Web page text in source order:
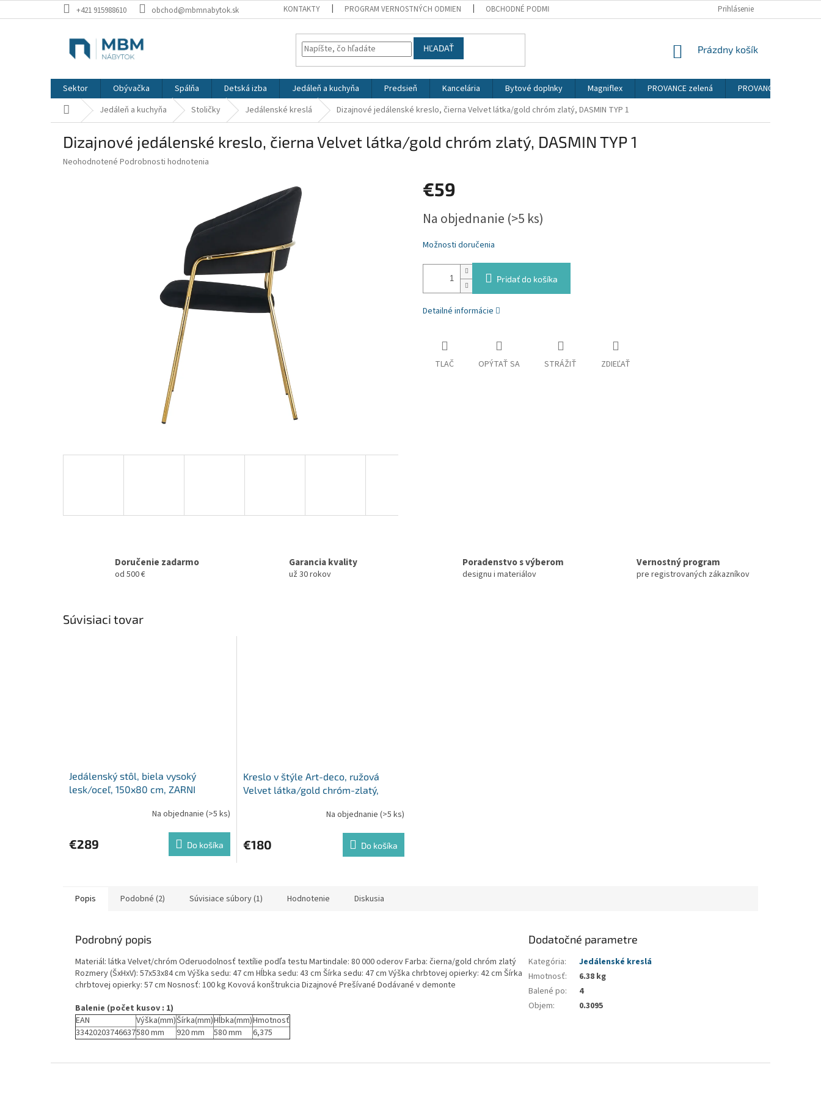
na
+421 915988610 obchod@mbmnabytok.sk KONTAKTY PROGRAM VERNOSTNÝCH ODMIEN OBCHODNÉ PODMIENKY PODMIENKY OCHRANY OSOBNÝCH ÚDAJOVPrihlásenie
HĽADAŤ
NÁKUPNÝ
Prázdny košík
Sektor Obývačka Spálňa Detská izba Jedáleň a kuchyňa Predsieň Kancelária Bytové doplnky Magniflex PROVANCE zelená
PROVANCE sosna
Domov Jedáleň a kuchyňa Stoličky Jedálenské kreslá Dizajnové jedálenské kreslo, čierna Velvet látka/gold chróm zlatý, DASMIN TYP 1
Dizajnové jedálenské kreslo, čierna Velvet látka/gold chróm zlatý, DASMIN TYP 1
Priemerné
Neohodnotené Podrobnosti hodnotenia
€59
cena:
Na objednanie (>5 ks)
Možnosti doručenia
Pridať do košíka
Detailné informácie
TLAČ OPÝTAŤ SA STRÁŽIŤ ZDIEĽAŤ
Doručenie zadarmo
od 500 €
Garancia kvality
už 30 rokov
Poradenstvo s výberom
designu i materiálov
Vernostný program
pre registrovaných zákazníkov
Súvisiaci tovar
Jedálenský stôl, biela vysoký
lesk/oceľ, 150x80 cm, ZARNI
Na objednanie (>5 ks)
€289 Do košíka
Kreslo v štýle Art-deco, ružová
Velvet látka/gold chróm-zlatý,
Na objednanie (>5 ks)
€180 Do košíka
Popis Podobné (2) Súvisiace súbory (1) Hodnotenie Diskusia
Podrobný popis
Materiál: látka Velvet/chróm Oderuodolnosť textílie podľa testu Martindale: 80 000 oderov Farba: čierna/gold chróm zlatý
Rozmery (ŠxHxV): 57x53x84 cm Výška sedu: 47 cm Hĺbka sedu: 43 cm Šírka sedu: 47 cm Výška chrbtovej opierky: 42 cm Šírka
chrbtovej opierky: 57 cm Nosnosť: 100 kg Kovová konštrukcia Dizajnové Prešívané Dodávané v demonte
Balenie (počet kusov : 1)
EAN
Výška(mm)Šírka(mm)Hĺbka(mm)Hmotnosť
33420203746637580 mm 920 mm 580 mm 6,375
Dodatočné parametre
Kategória:
Jedálenské kreslá
Hmotnosť:
6.38 kg
Balené po:
4
Objem: 0.3095